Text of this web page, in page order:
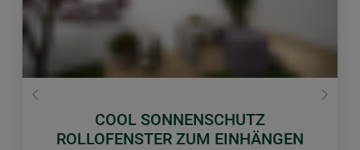
COOL SONNENSCHUTZ
ROLLOFENSTER ZUM EINHÄNGEN
Zurück Weiter